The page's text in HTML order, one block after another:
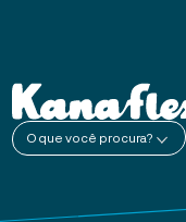
O que você procura?